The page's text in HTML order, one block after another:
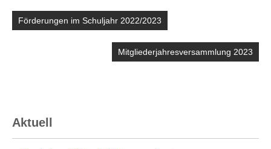
Förderungen im Schuljahr 2022/2023
Mitgliederjahresversammlung 2023
Aktuell